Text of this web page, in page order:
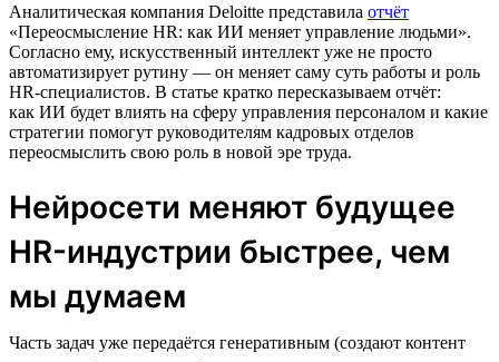
Аналитическая компания Deloitte представила отчёт
«Переосмысление HR: как ИИ меняет управление людьми».
Согласно ему, искусственный интеллект уже не просто
автоматизирует рутину — он меняет саму суть работы и роль
HR-специалистов. В статье кратко пересказываем отчёт:
как ИИ будет влиять на сферу управления персоналом и какие
стратегии помогут руководителям кадровых отделов
переосмыслить свою роль в новой эре труда.
Нейросети меняют будущее
HR-индустрии быстрее, чем
мы думаем
Часть задач уже передаётся генеративным (создают контент